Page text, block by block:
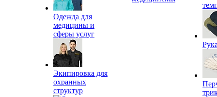
Одежда для
медицины и
сферы услуг
Экипировка для
охранных
структур